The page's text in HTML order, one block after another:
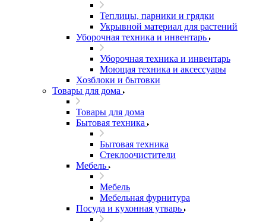
Теплицы, парники и грядки
Укрывной материал для растений
Уборочная техника и инвентарь
Уборочная техника и инвентарь
Моющая техника и аксессуары
Хозблоки и бытовки
Товары для дома
Товары для дома
Бытовая техника
Бытовая техника
Стеклоочистители
Мебель
Мебель
Мебельная фурнитура
Посуда и кухонная утварь